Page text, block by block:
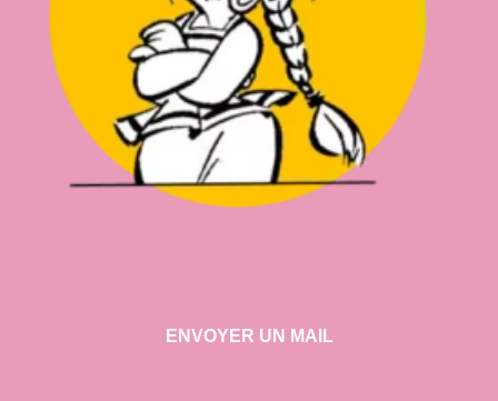
ENVOYER UN MAIL